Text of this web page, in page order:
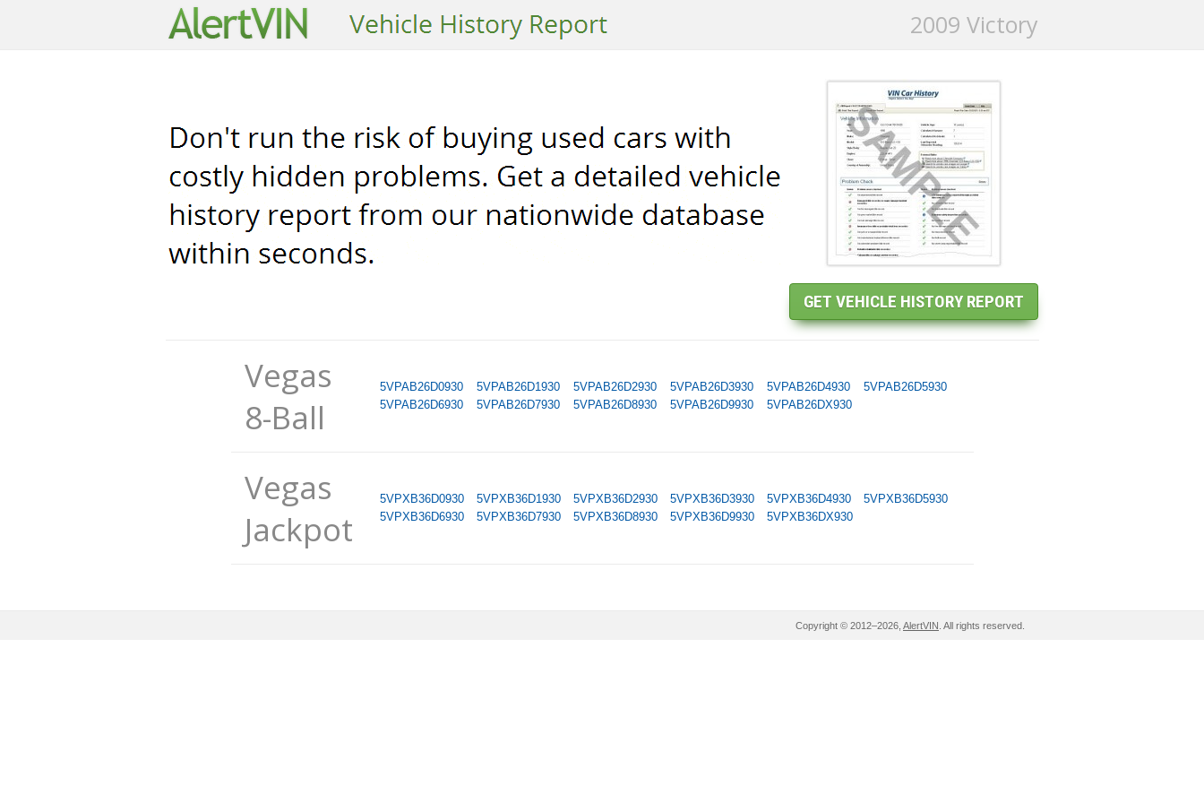
2009 Victory
Vegas
8-Ball
5VPAB26D0930 5VPAB26D1930 5VPAB26D2930 5VPAB26D3930 5VPAB26D4930
5VPAB26D5930
5VPAB26D6930
5VPAB26D7930 5VPAB26D8930 5VPAB26D9930 5VPAB26DX930
Vegas
Jackpot
5VPXB36D0930 5VPXB36D1930 5VPXB36D2930 5VPXB36D3930 5VPXB36D4930
5VPXB36D5930
5VPXB36D6930
5VPXB36D7930 5VPXB36D8930 5VPXB36D9930 5VPXB36DX930
Copyright © 2012–2026, AlertVIN . All rights reserved.